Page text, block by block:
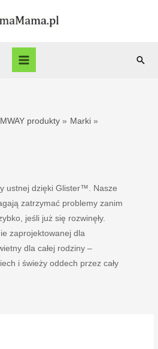
Main
produkty
Marki
ustnej dzięki Glister™. Nasze
zatrzymać problemy zanim
jeśli już się rozwinęły.
zaprojektowanej dla
dla całej rodziny –
i świeży oddech przez cały